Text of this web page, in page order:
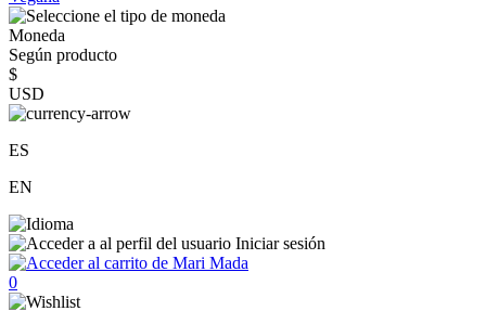
Moneda
Según producto
$
USD
ES
EN
Iniciar sesión
0